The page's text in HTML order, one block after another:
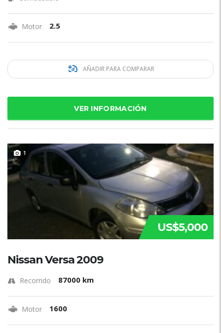
Motor 2.5
AÑADIR PARA COMPARAR
VER INFORMACIÓN
1
US$5,000
Nissan Versa 2009
Recorrido 87000 km
Motor 1600